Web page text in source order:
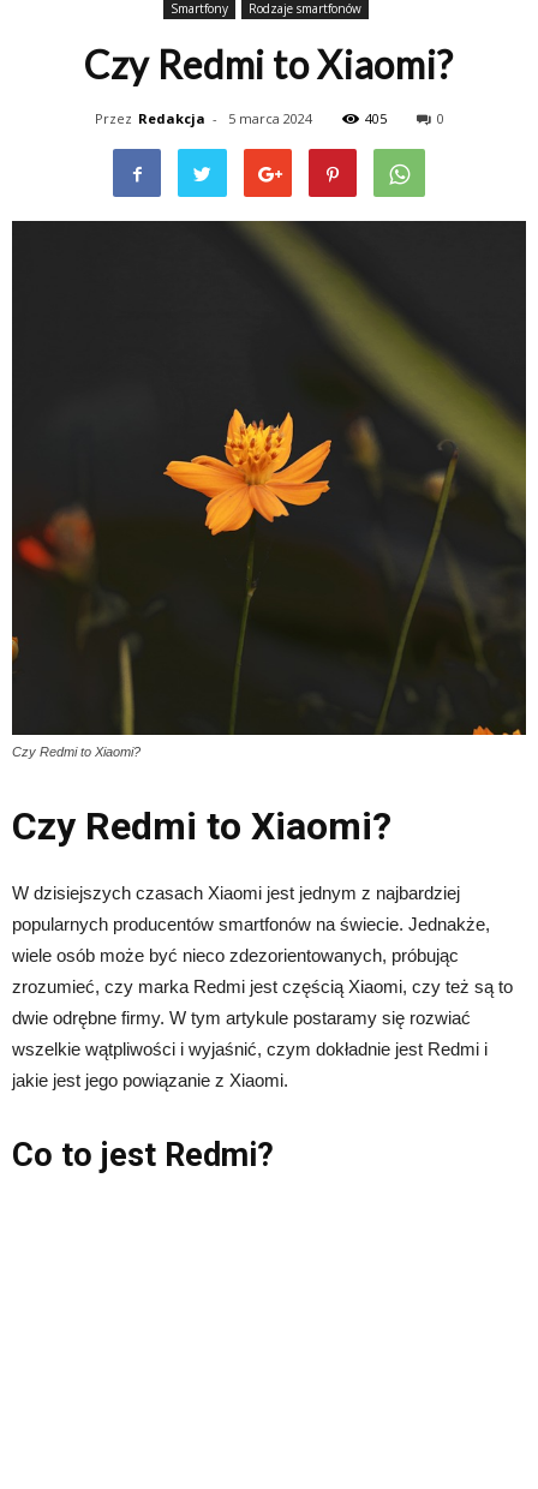
Smartfony Rodzaje smartfonów
Czy Redmi to Xiaomi?
Przez Redakcja - 5 marca 2024 405 0
Czy Redmi to Xiaomi?
Czy Redmi to Xiaomi?
W dzisiejszych czasach Xiaomi jest jednym z najbardziej
popularnych producentów smartfonów na świecie. Jednakże,
wiele osób może być nieco zdezorientowanych, próbując
zrozumieć, czy marka Redmi jest częścią Xiaomi, czy też są to
dwie odrębne firmy. W tym artykule postaramy się rozwiać
wszelkie wątpliwości i wyjaśnić, czym dokładnie jest Redmi i
jakie jest jego powiązanie z Xiaomi.
Co to jest Redmi?